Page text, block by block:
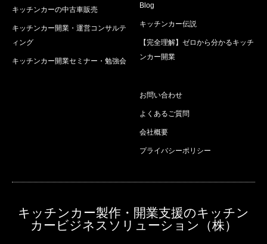
キッチンカーの中古車販売
キッチンカー開業・運営コンサルテ
ィング
キッチンカー開業セミナー・勉強会
Blog
キッチンカー伝説
【完全理解】ゼロから分かるキッチ
ンカー開業
お問い合わせ
よくあるご質問
会社概要
プライバシーポリシー
キッチンカー製作・開業支援のキッチン
カービジネスソリューション（株）